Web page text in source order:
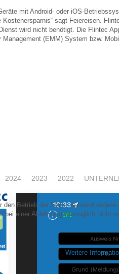
mit Android- oder iOS-
sagt Feiereisen.
wird nicht benötigt. Die Flintec
(EMM) System bzw.
2024 2023 2022
Betrieb der Seite, während
einer Ablehnung womöglich nicht
Weitere